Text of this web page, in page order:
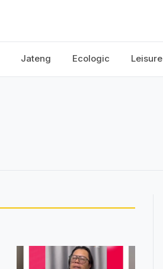
Jateng Ecologic Leisure